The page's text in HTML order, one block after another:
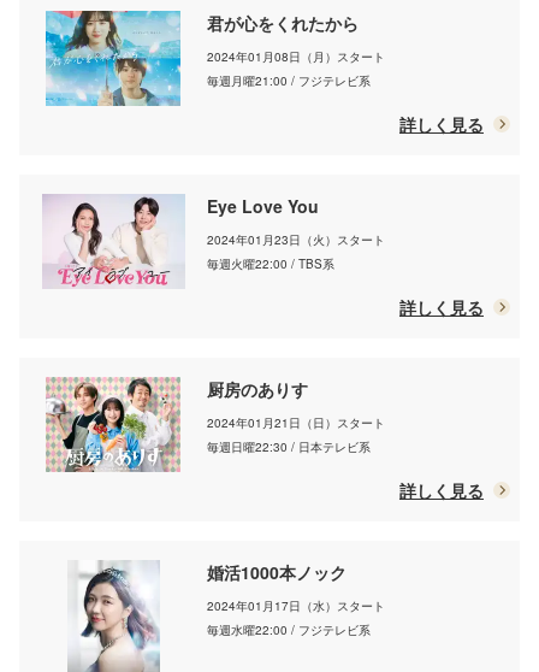
君が心をくれたから
2024年01月08日（月）スタート
毎週月曜21:00 / フジテレビ系
詳しく見る
Eye Love You
2024年01月23日（火）スタート
毎週火曜22:00 / TBS系
詳しく見る
厨房のありす
2024年01月21日（日）スタート
毎週日曜22:30 / 日本テレビ系
詳しく見る
婚活1000本ノック
2024年01月17日（水）スタート
毎週水曜22:00 / フジテレビ系